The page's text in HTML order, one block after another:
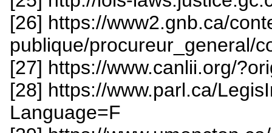
[26] https://www2.gnb.ca/
publique/procureur_general/
[27] https://www.canlii.org/
[28] https://www.parl.ca/
Language=F